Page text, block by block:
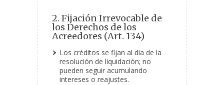
2. Fijación Irrevocable de
los Derechos de los
Acreedores (Art. 134)
Los créditos se fijan al día de la
resolución de liquidación; no
pueden seguir acumulando
intereses o reajustes.